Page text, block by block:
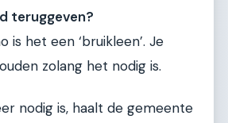
teruggeven?
is het een ‘bruikleen’. Je
zolang het nodig is.
nodig is, haalt de gemeente